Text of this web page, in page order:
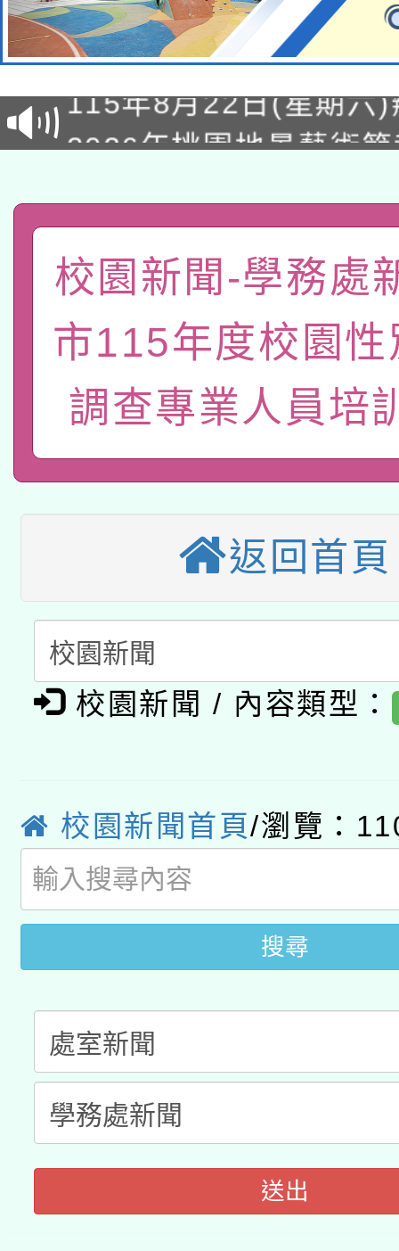
轉知經濟部水利署委託
業技術研究院辦理「
用水績優單位及節水達
115年8月22日(星期六
桃園市孔廟祈福系列
2026年桃園地景藝術
關事宜
轉知教育部國民及學前
國立臺灣師範大學辦理
年度健康促進學校輔導
業成長研習」實施計畫
函轉國家教育研究院中
原住民族教育政策研討
族教育國際趨勢與發展
新北市政府教育局辦理
師專業成長研習實施計
方素養工作坊新北場」
函轉國立臺灣師範大學
族語言臺北學習中心
「族語學習班」招生簡
轉知有關國立成功大學
文教學共融平台-教案
接種對象擴大為「滿6
接種之民眾」措施，延
月28日止
轉知經濟部水利署委託
業技術研究院辦理「
動」
115年8月22日(星期六
桃園市孔廟祈福系列
開 智慧啟航」
2026年桃園地景藝術
「2026桃園藝術巡演
關事宜
轉知教育部國民及學前
國立臺灣師範大學辦
業成長研習」實施計畫
函轉國家教育研究院中
族教育國際趨勢與發展
新北市政府教育局辦理
師專業成長研習實施計
方素養工作坊新北場」
函轉國立臺灣師範大學
族語言臺北學習中心
「族語學習班」招生簡
轉知有關國立成功大學
文教學共融平台-教案
教育部國民及學前教育
年度COVID-19疫苗接
接種之民眾」措施，延
月28日止
校園新聞-學務處
市115年度校園
調查專業人員培
返回首頁
校園新聞 / 內容類型：
校園新聞首頁/瀏覽：
搜尋
送出